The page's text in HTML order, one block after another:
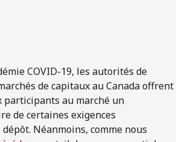
COVID-19, les autorités de
de capitaux au Canada offrent
participants au marché un
de certaines exigences
Néanmoins, comme nous